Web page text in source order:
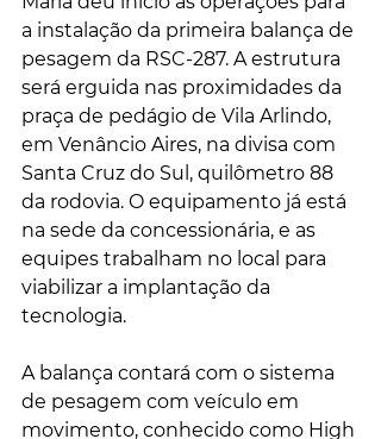
a instalação da primeira balança de
pesagem da RSC-287. A estrutura
será erguida nas proximidades da
praça de pedágio de Vila Arlindo,
em Venâncio Aires, na divisa com
Santa Cruz do Sul, quilômetro 88
da rodovia. O equipamento já está
na sede da concessionária, e as
equipes trabalham no local para
viabilizar a implantação da
tecnologia.
A balança contará com o sistema
de pesagem com veículo em
movimento, conhecido como High